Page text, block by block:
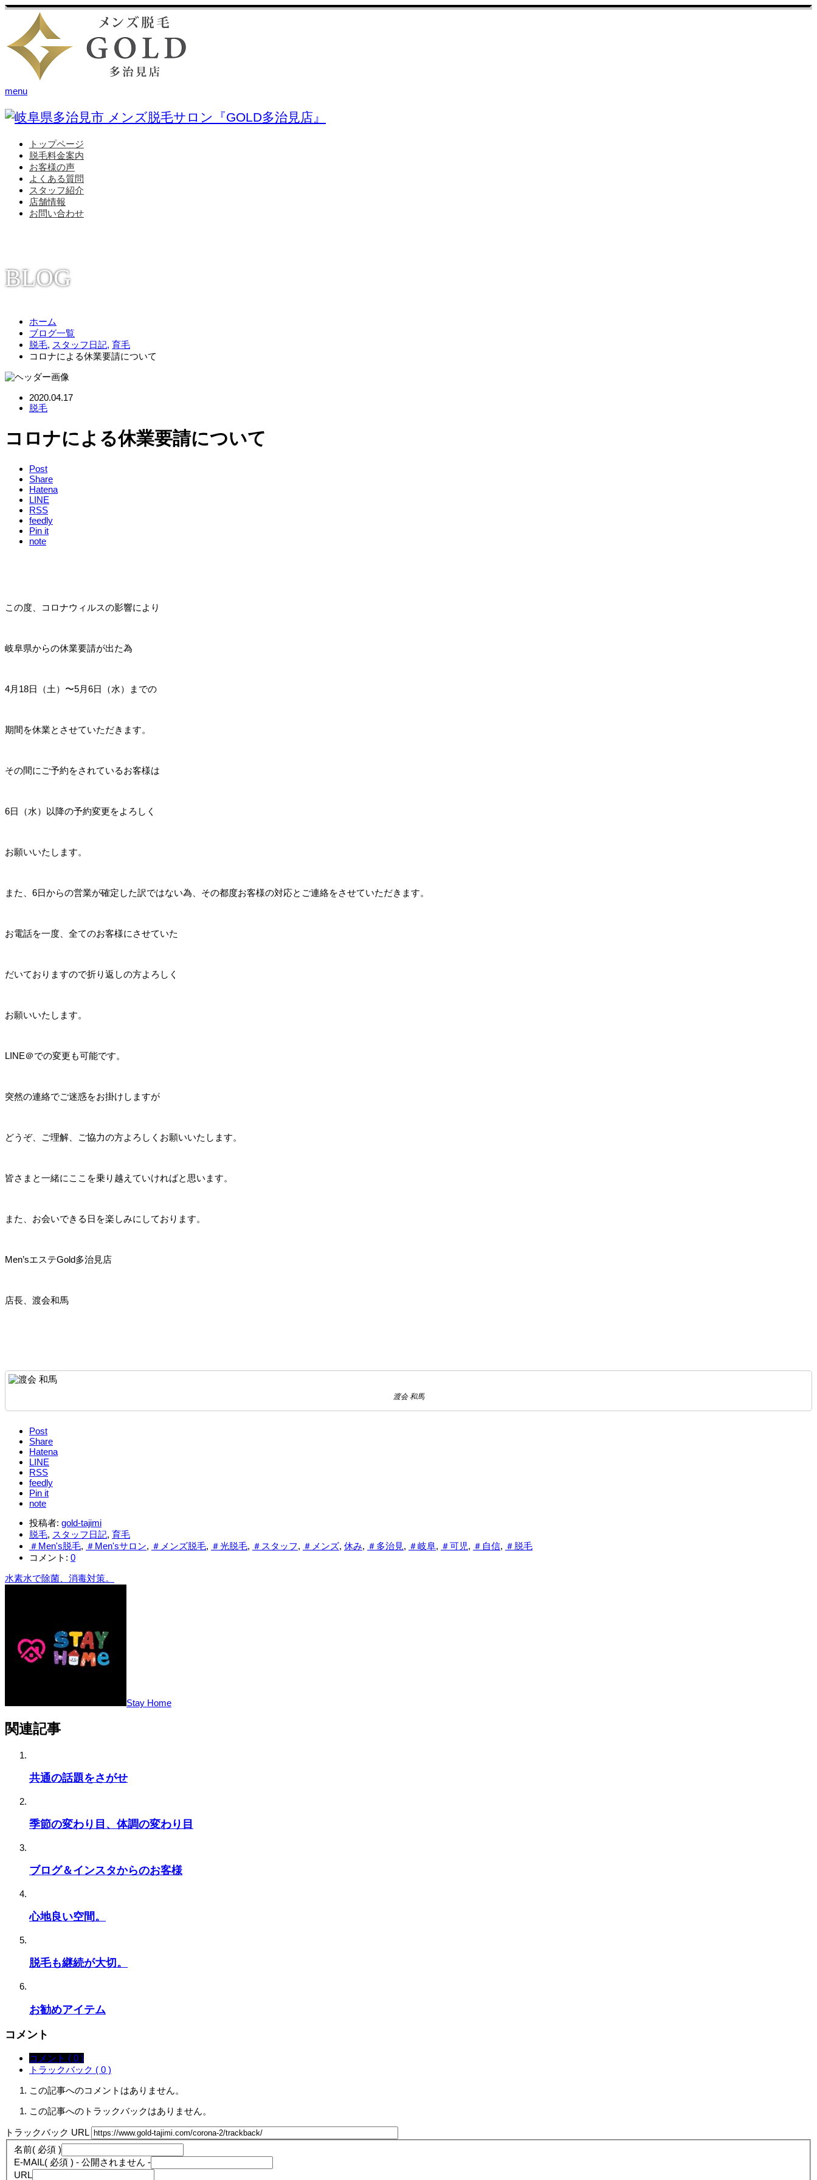
menu
トップページ
脱毛料金案内
お客様の声
よくある質問
スタッフ紹介
店舗情報
お問い合わせ
BLOG
ホーム
ブログ一覧
脱毛, スタッフ日記, 育毛
コロナによる休業要請について
2020.04.17
脱毛
コロナによる休業要請について
Post
Share
Hatena
LINE
RSS
feedly
Pin it
note
この度、コロナウィルスの影響により
岐阜県からの休業要請が出た為
4月18日（土）〜5月6日（水）までの
期間を休業とさせていただきます。
その間にご予約をされているお客様は
6日（水）以降の予約変更をよろしく
お願いいたします。
また、6日からの営業が確定した訳ではない為、その都度お客様の対応とご連絡をさせていただきます。
お電話を一度、全てのお客様にさせていた
だいておりますので折り返しの方よろしく
お願いいたします。
LINE＠での変更も可能です。
突然の連絡でご迷惑をお掛けしますが
どうぞ、ご理解、ご協力の方よろしくお願いいたします。
皆さまと一緒にここを乗り越えていければと思います。
また、お会いできる日を楽しみにしております。
Men’sエステGold多治見店
店長、渡会和馬
渡会 和馬
Post
Share
Hatena
LINE
RSS
feedly
Pin it
note
投稿者: gold-tajimi
脱毛, スタッフ日記, 育毛
＃Men's脱毛, ＃Men'sサロン, ＃メンズ脱毛, ＃光脱毛, ＃スタッフ, ＃メンズ, 休み, ＃多治見, ＃岐阜, ＃可児, ＃自信, ＃脱毛
コメント: 0
水素水で除菌、消毒対策。
Stay Home
関連記事
共通の話題をさがせ
季節の変わり目、体調の変わり目
ブログ＆インスタからのお客様
心地良い空間。
脱毛も継続が大切。
お勧めアイテム
コメント
コメント ( 0 )
トラックバック ( 0 )
この記事へのコメントはありません。
この記事へのトラックバックはありません。
トラックバック URL
名前( 必須 )
E-MAIL( 必須 ) - 公開されません -
URL